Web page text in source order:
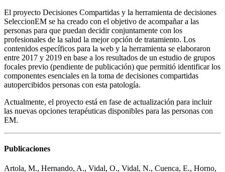
El proyecto Decisiones Compartidas y la herramienta de decisiones
SeleccionEM se ha creado con el objetivo de acompañar a las
personas para que puedan decidir conjuntamente con los
profesionales de la salud la mejor opción de tratamiento. Los
contenidos específicos para la web y la herramienta se elaboraron
entre 2017 y 2019 en base a los resultados de un estudio de grupos
focales previo (pendiente de publicación) que permitió identificar los
componentes esenciales en la toma de decisiones compartidas
autopercibidos personas con esta patología.
Actualmente, el proyecto está en fase de actualización para incluir
las nuevas opciones terapéuticas disponibles para las personas con
EM.
Publicaciones
Artola, M., Hernando, A., Vidal, O., Vidal, N., Cuenca, E., Horno,